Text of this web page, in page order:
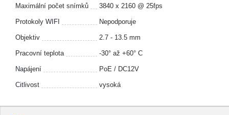
Maximální počet snímků 3840 x 2160 @ 25fps
Protokoly WIFI Nepodporuje
Objektiv 2.7 - 13.5 mm
Pracovní teplota -30° až +60° C
Napájení PoE / DC12V
Citlivost vysoká